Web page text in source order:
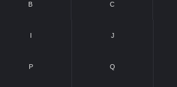
B C
I J
P Q